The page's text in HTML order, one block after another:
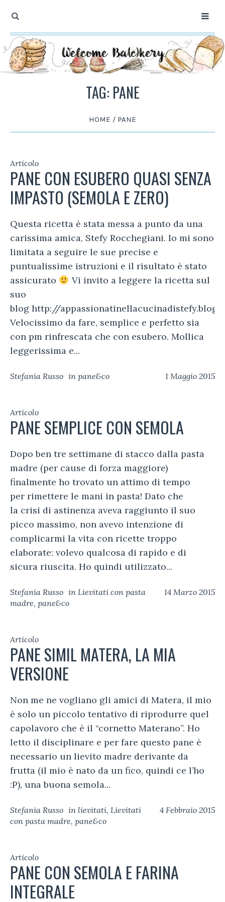
TAG: PANE
HOME / PANE
Articolo
PANE CON ESUBERO QUASI SENZA
IMPASTO (SEMOLA E ZERO)
Questa ricetta è stata messa a punto da una
carissima amica, Stefy Rocchegiani. Io mi sono
limitata a seguire le sue precise e
puntualissime istruzioni e il risultato è stato
assicurato
Vi invito a leggere la ricetta sul
suo
blog http://
Velocissimo da fare, semplice e perfetto sia
con pm rinfrescata che con esubero. Mollica
leggerissima e...
1 Maggio 2015
Stefania Russo in pane&co
Articolo
PANE SEMPLICE CON SEMOLA
Dopo ben tre settimane di stacco dalla pasta
madre (per cause di forza maggiore)
finalmente ho trovato un attimo di tempo
per rimettere le mani in pasta! Dato che
la crisi di astinenza aveva raggiunto il suo
picco massimo, non avevo intenzione di
complicarmi la vita con ricette troppo
elaborate: volevo qualcosa di rapido e di
sicura riuscita. Ho quindi utilizzato...
14 Marzo 2015
Stefania Russo in Lievitati con pasta
madre, pane&co
Articolo
PANE SIMIL MATERA, LA MIA
VERSIONE
Non me ne vogliano gli amici di Matera, il mio
è solo un piccolo tentativo di riprodurre quel
capolavoro che è il “cornetto Materano”. Ho
letto il disciplinare e per fare questo pane è
necessario un lievito madre derivante da
frutta (il mio è nato da un fico, quindi ce l’ho
:P), una buona semola...
4 Febbraio 2015
Stefania Russo in lievitati, Lievitati
con pasta madre, pane&co
Articolo
PANE CON SEMOLA E FARINA
INTEGRALE